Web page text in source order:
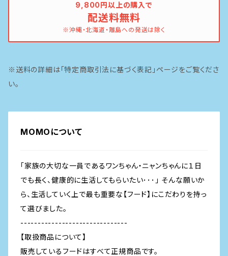
魚
9,800円以上の購入で
配送料無料
※沖縄・北海道・離島への発送は除く
※送料の詳細は「特定商取引法に基づく表記」ページをご覧くださ
い。
MOMOについて
「家族の大切な一員であるワンちゃん・ニャンちゃんに１日
でも長く、健康的に生活してもらいたい･･･」 そんな願いか
ら、生活していく上で最も重要な【フード】にこだわりを持っ
て選びました。
-------------------------------
【取扱商品について】
販売しているフードはすべて正規商品です。